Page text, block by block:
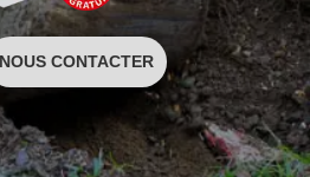
NOUS CONTACTER